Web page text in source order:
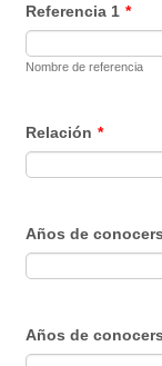
Referencia 1 *
Nombre de referencia
Relación *
Años de
Años de